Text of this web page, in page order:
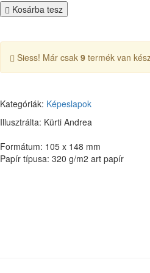
Kosárba tesz
Siess! Már csak 9 termék van
Kategóriák: Képeslapok
Illusztrálta: Kürti Andrea
Formátum: 105 x 148 mm
Papír típusa: 320 g/m2 art papír